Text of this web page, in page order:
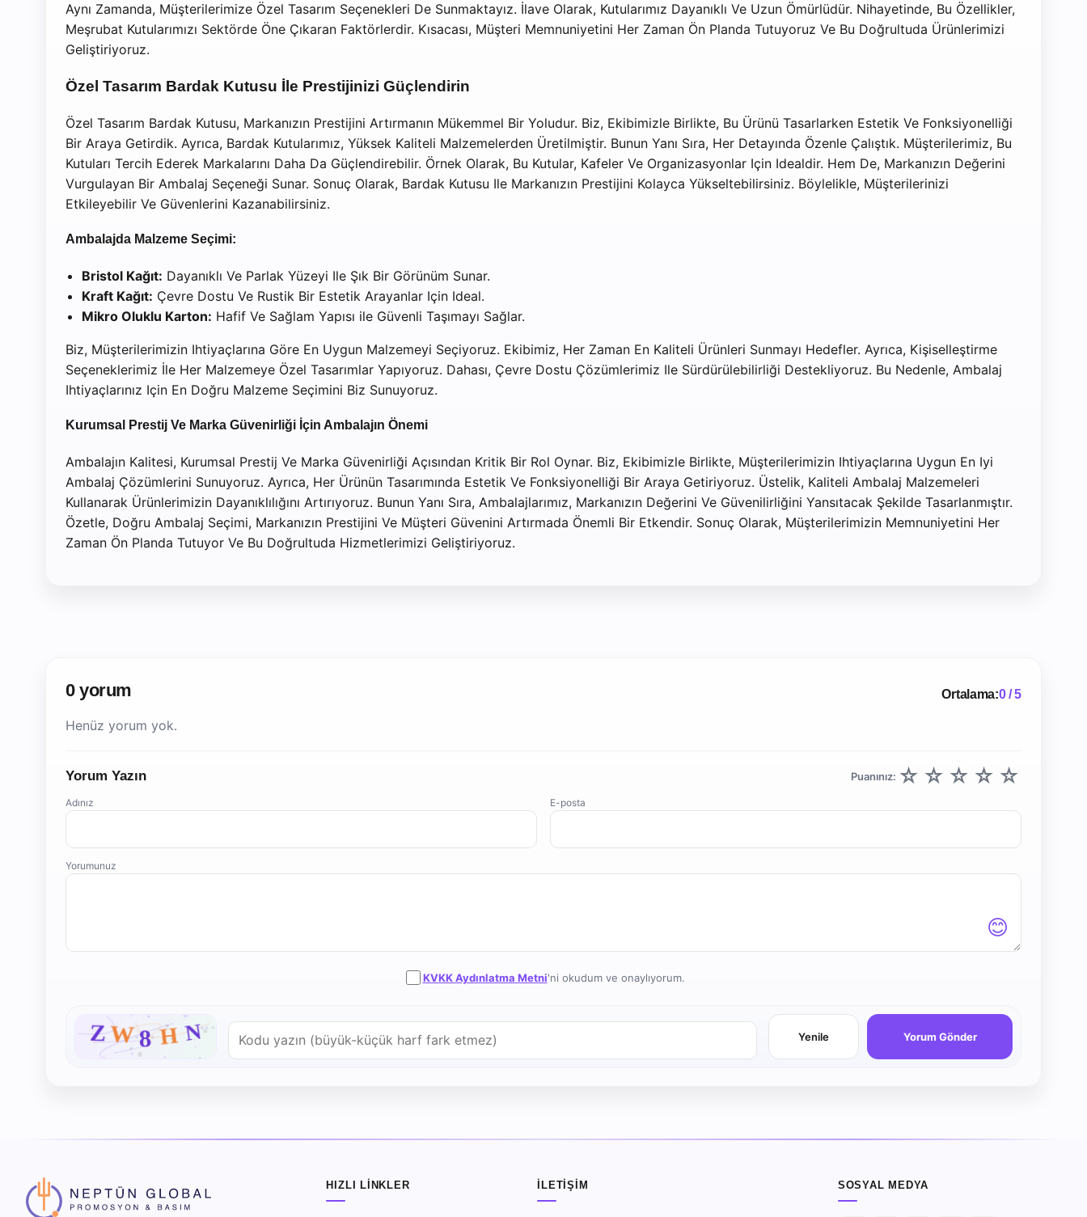
Aynı Zamanda, Müşterilerimize Özel Tasarım Seçenekleri De Sunmaktayız. İlave Olarak, Kutularımız Dayanıklı Ve Uzun Ömürlüdür. Nihayetinde, Bu Özellikler,
Meşrubat Kutularımızı Sektörde Öne Çıkaran Faktörlerdir. Kısacası, Müşteri Memnuniyetini Her Zaman Ön Planda Tutuyoruz Ve Bu Doğrultuda Ürünlerimizi
Geliştiriyoruz.
Özel Tasarım Bardak Kutusu İle Prestijinizi Güçlendirin
Özel Tasarım Bardak Kutusu, Markanızın Prestijini Artırmanın Mükemmel Bir Yoludur. Biz, Ekibimizle Birlikte, Bu Ürünü Tasarlarken Estetik Ve Fonksiyonelliği
Bir Araya Getirdik. Ayrıca, Bardak Kutularımız, Yüksek Kaliteli Malzemelerden Üretilmiştir. Bunun Yanı Sıra, Her Detayında Özenle Çalıştık. Müşterilerimiz, Bu
Kutuları Tercih Ederek Markalarını Daha Da Güçlendirebilir. Örnek Olarak, Bu Kutular, Kafeler Ve Organizasyonlar Için Idealdir. Hem De, Markanızın Değerini
Vurgulayan Bir Ambalaj Seçeneği Sunar. Sonuç Olarak, Bardak Kutusu Ile Markanızın Prestijini Kolayca Yükseltebilirsiniz. Böylelikle, Müşterilerinizi
Etkileyebilir Ve Güvenlerini Kazanabilirsiniz.
Ambalajda Malzeme Seçimi:
Bristol Kağıt: Dayanıklı Ve Parlak Yüzeyi Ile Şık Bir Görünüm Sunar.
Kraft Kağıt: Çevre Dostu Ve Rustik Bir Estetik Arayanlar Için Ideal.
Mikro Oluklu Karton: Hafif Ve Sağlam Yapısı ile Güvenli Taşımayı Sağlar.
Biz, Müşterilerimizin Ihtiyaçlarına Göre En Uygun Malzemeyi Seçiyoruz. Ekibimiz, Her Zaman En Kaliteli Ürünleri Sunmayı Hedefler. Ayrıca, Kişiselleştirme
Seçeneklerimiz İle Her Malzemeye Özel Tasarımlar Yapıyoruz. Dahası, Çevre Dostu Çözümlerimiz Ile Sürdürülebilirliği Destekliyoruz. Bu Nedenle, Ambalaj
Ihtiyaçlarınız Için En Doğru Malzeme Seçimini Biz Sunuyoruz.
Kurumsal Prestij Ve Marka Güvenirliği İçin Ambalajın Önemi
Ambalajın Kalitesi, Kurumsal Prestij Ve Marka Güvenirliği Açısından Kritik Bir Rol Oynar. Biz, Ekibimizle Birlikte, Müşterilerimizin Ihtiyaçlarına Uygun En Iyi
Ambalaj Çözümlerini Sunuyoruz. Ayrıca, Her Ürünün Tasarımında Estetik Ve Fonksiyonelliği Bir Araya Getiriyoruz. Üstelik, Kaliteli Ambalaj Malzemeleri
Kullanarak Ürünlerimizin Dayanıklılığını Artırıyoruz. Bunun Yanı Sıra, Ambalajlarımız, Markanızın Değerini Ve Güvenilirliğini Yansıtacak Şekilde Tasarlanmıştır.
Özetle, Doğru Ambalaj Seçimi, Markanızın Prestijini Ve Müşteri Güvenini Artırmada Önemli Bir Etkendir. Sonuç Olarak, Müşterilerimizin Memnuniyetini Her
Zaman Ön Planda Tutuyor Ve Bu Doğrultuda Hizmetlerimizi Geliştiriyoruz.
0 yorum Ortalama:0 / 5
Henüz yorum yok.
Yorum Yazın Puanınız: ☆ ☆ ☆ ☆ ☆
Adınız E-posta
Yorumunuz
😊
KVKK Aydınlatma Metni'ni okudum ve onaylıyorum.
Yenile Yorum Gönder
HIZLI LINKLER İLETIŞIM SOSYAL MEDYA